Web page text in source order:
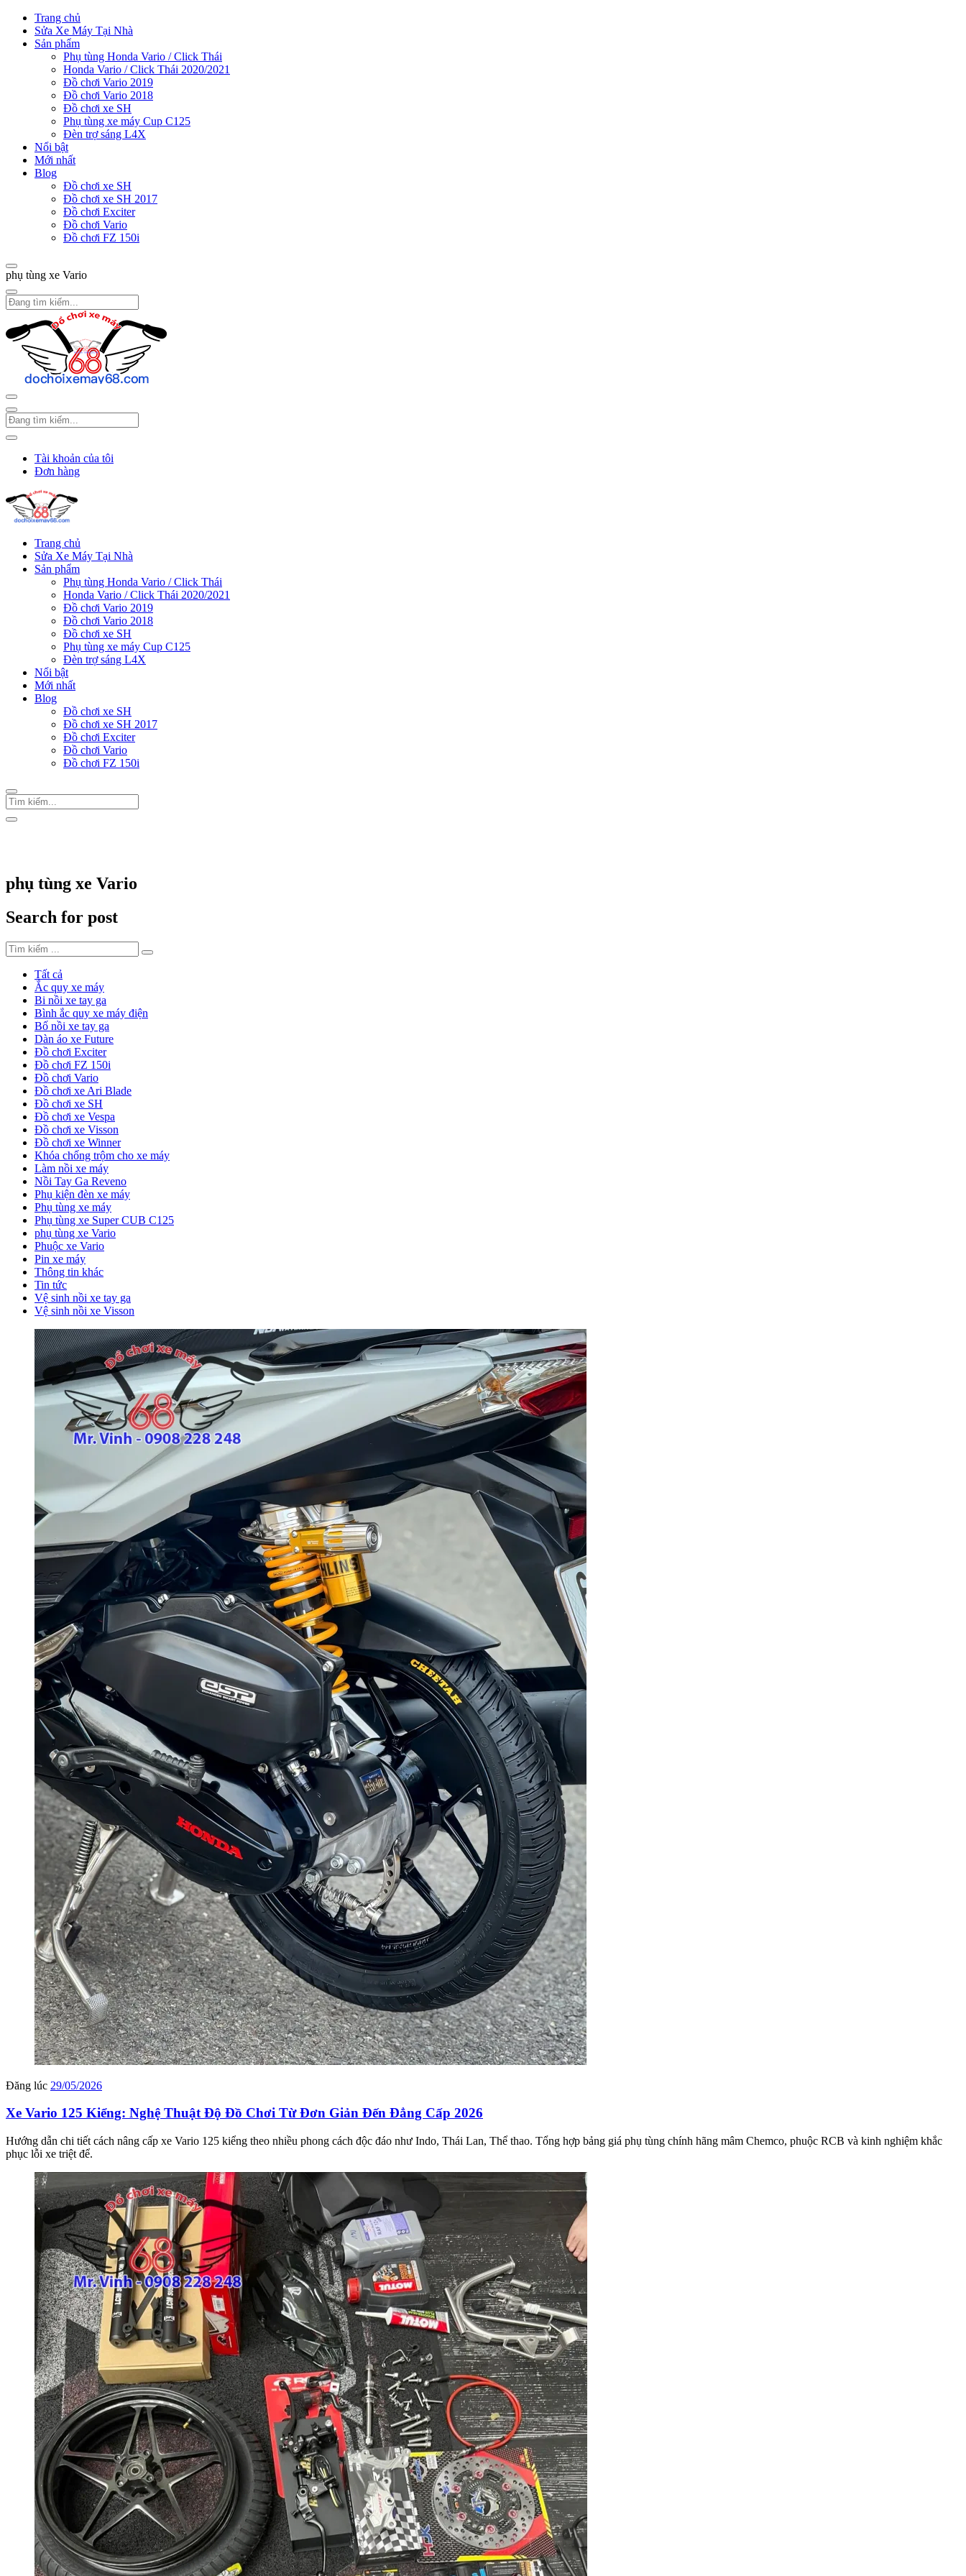
Trang chủ
Sửa Xe Máy Tại Nhà
Sản phẩm
Phụ tùng Honda Vario / Click Thái
Honda Vario / Click Thái 2020/2021
Đồ chơi Vario 2019
Đồ chơi Vario 2018
Đồ chơi xe SH
Phụ tùng xe máy Cup C125
Đèn trợ sáng L4X
Nổi bật
Mới nhất
Blog
Đồ chơi xe SH
Đồ chơi xe SH 2017
Đồ chơi Exciter
Đồ chơi Vario
Đồ chơi FZ 150i
phụ tùng xe Vario
Tài khoản của tôi
Đơn hàng
Trang chủ
Sửa Xe Máy Tại Nhà
Sản phẩm
Phụ tùng Honda Vario / Click Thái
Honda Vario / Click Thái 2020/2021
Đồ chơi Vario 2019
Đồ chơi Vario 2018
Đồ chơi xe SH
Phụ tùng xe máy Cup C125
Đèn trợ sáng L4X
Nổi bật
Mới nhất
Blog
Đồ chơi xe SH
Đồ chơi xe SH 2017
Đồ chơi Exciter
Đồ chơi Vario
Đồ chơi FZ 150i
phụ tùng xe Vario
Search for post
Tất cả
Ắc quy xe máy
Bi nồi xe tay ga
Bình ắc quy xe máy điện
Bố nồi xe tay ga
Dàn áo xe Future
Đồ chơi Exciter
Đồ chơi FZ 150i
Đồ chơi Vario
Đồ chơi xe Ari Blade
Đồ chơi xe SH
Đồ chơi xe Vespa
Đồ chơi xe Visson
Đồ chơi xe Winner
Khóa chống trộm cho xe máy
Làm nồi xe máy
Nồi Tay Ga Reveno
Phụ kiện đèn xe máy
Phụ tùng xe máy
Phụ tùng xe Super CUB C125
phụ tùng xe Vario
Phuộc xe Vario
Pin xe máy
Thông tin khác
Tin tức
Vệ sinh nồi xe tay ga
Vệ sinh nồi xe Visson
Đăng lúc 29/05/2026
Xe Vario 125 Kiểng: Nghệ Thuật Độ Đồ Chơi Từ Đơn Giản Đến Đẳng Cấp 2026
Hướng dẫn chi tiết cách nâng cấp xe Vario 125 kiểng theo nhiều phong cách độc đáo như Indo, Thái Lan, Thể thao. Tổng hợp bảng giá phụ tùng chính hãng mâm Chemco, phuộc RCB và kinh nghiệm khắc
phục lỗi xe triệt để.